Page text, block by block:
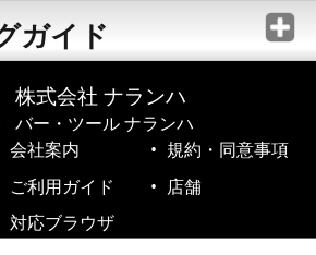
ガイド
株式会社 ナランハ
バー・ツール ナランハ
会社案内
規約・同意事項
ご利用ガイド
店舗
対応ブラウザ